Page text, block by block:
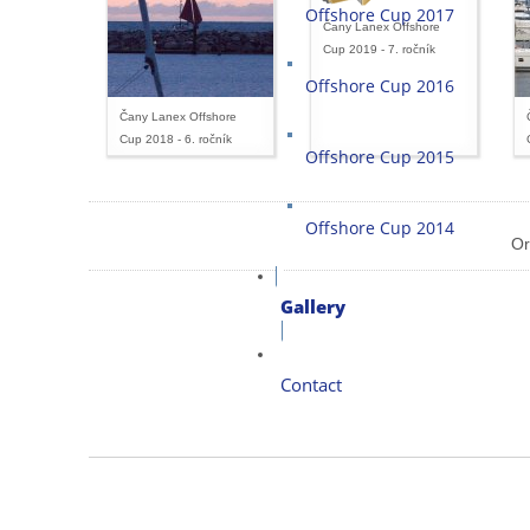
Offshore Cup 2017
Offshore Cup 2016
Offshore Cup 2015
Offshore Cup 2014
Gallery
Contact
Čany Lanex Offshore
Cup 2018 - 6. ročník
Čany Lanex Offshore
Cup 2019 - 7. ročník